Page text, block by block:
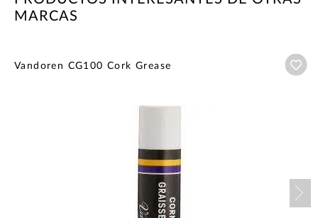
MARCAS
Vandoren CG100 Cork Grease